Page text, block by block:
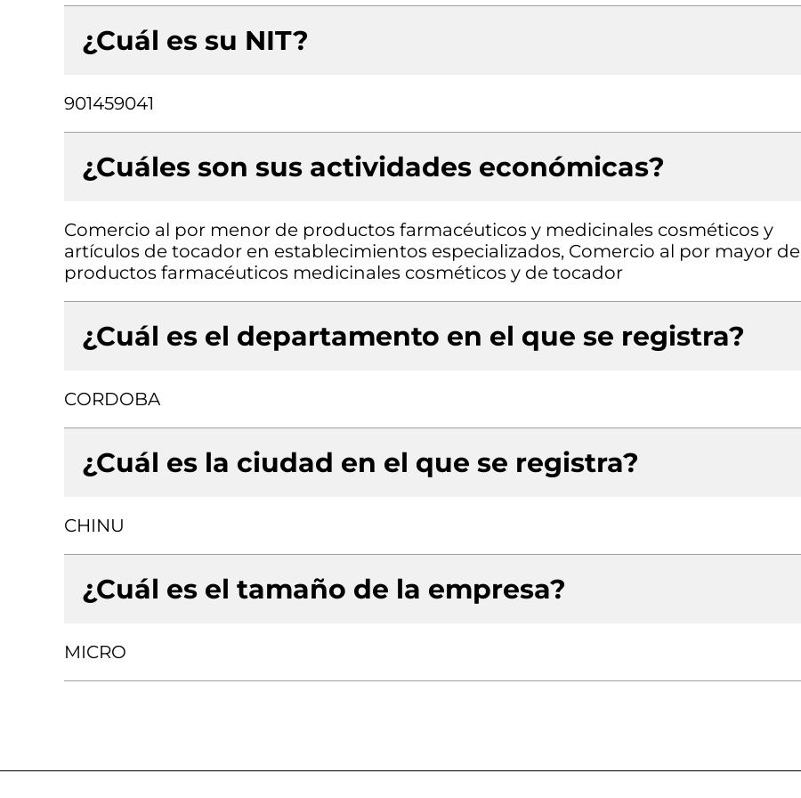
¿Cuál es su NIT?
901459041
¿Cuáles son sus actividades económicas?
Comercio al por menor de productos farmacéuticos y medicinales cosméticos y
artículos de tocador en establecimientos especializados, Comercio al por mayor de
productos farmacéuticos medicinales cosméticos y de tocador
¿Cuál es el departamento en el que se registra?
CORDOBA
¿Cuál es la ciudad en el que se registra?
CHINU
¿Cuál es el tamaño de la empresa?
MICRO